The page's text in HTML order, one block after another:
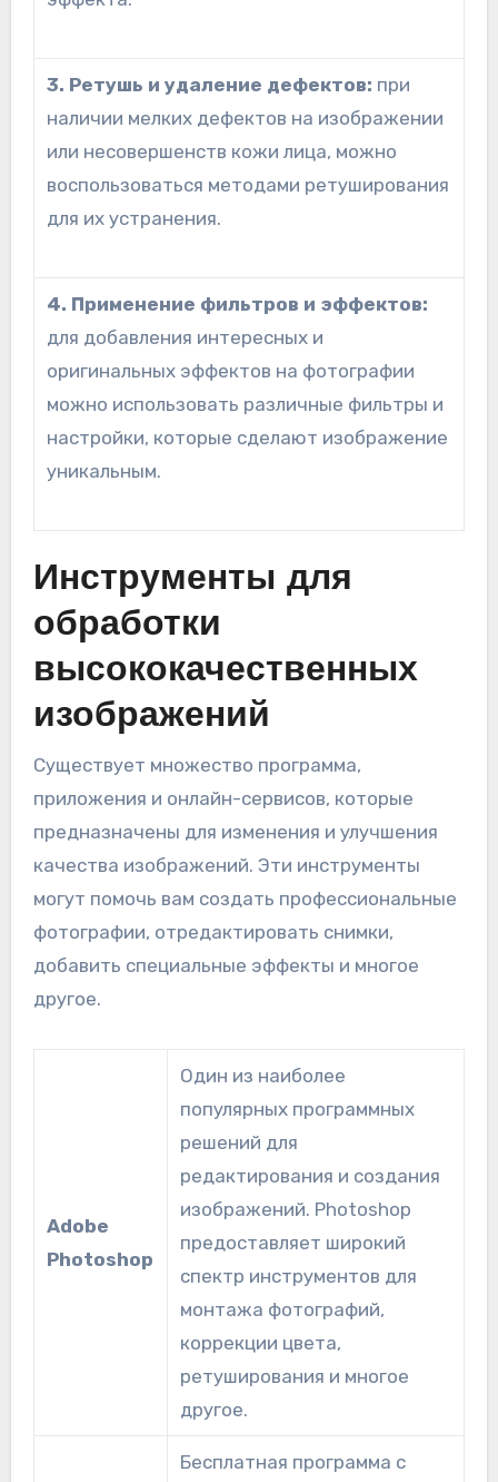
3. Ретушь и удаление дефектов: при
наличии мелких дефектов на изображении
или несовершенств кожи лица, можно
воспользоваться методами ретуширования
для их устранения.
4. Применение фильтров и эффектов:
для добавления интересных и
оригинальных эффектов на фотографии
можно использовать различные фильтры и
настройки, которые сделают изображение
уникальным.
Инструменты для
обработки
высококачественных
изображений
Существует множество программа,
приложения и онлайн-сервисов, которые
предназначены для изменения и улучшения
качества изображений. Эти инструменты
могут помочь вам создать профессиональные
фотографии, отредактировать снимки,
добавить специальные эффекты и многое
другое.
Adobe
Photoshop
Один из наиболее
популярных программных
решений для
редактирования и создания
изображений. Photoshop
предоставляет широкий
спектр инструментов для
монтажа фотографий,
коррекции цвета,
ретуширования и многое
другое.
Бесплатная программа с